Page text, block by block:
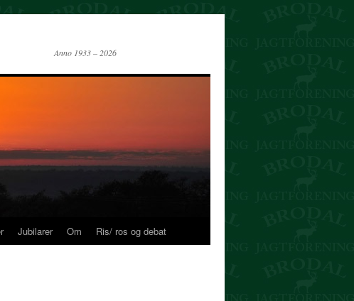
Anno 1933 – 2026
Jubilarer Om Ris/ ros og debat